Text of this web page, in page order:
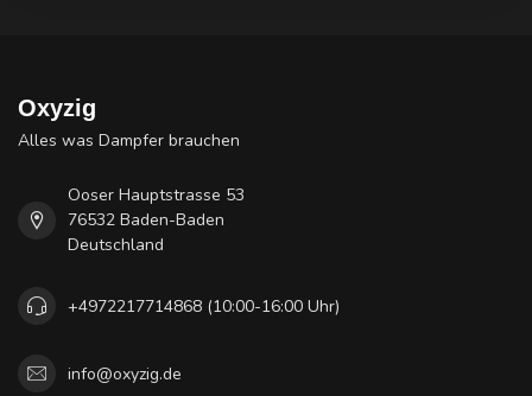
Oxyzig
Alles was Dampfer brauchen
Ooser Hauptstrasse 53
76532 Baden-Baden
Deutschland
+4972217714868 (10:00-16:00 Uhr)
info@oxyzig.de